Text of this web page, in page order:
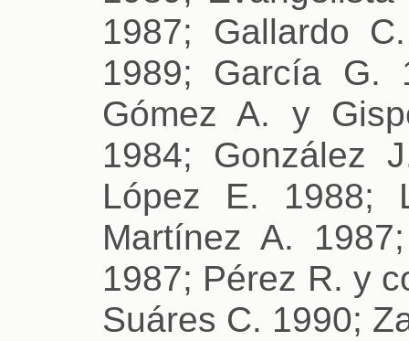
1987; Gallardo
1989; García G.
Gómez A. y
1984; González
López E. 1988;
Martínez A.
1987; Pérez R. y
Suáres C. 1990;